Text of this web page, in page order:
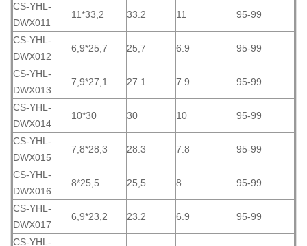
CS-YHL-
DWX011
11*33,2 33.2 11 95-99
CS-YHL-
DWX012
6,9*25,7 25,7 6.9 95-99
CS-YHL-
DWX013
7,9*27,1 27.1 7.9 95-99
CS-YHL-
DWX014
10*30 30 10 95-99
CS-YHL-
DWX015
7,8*28,3 28.3 7.8 95-99
CS-YHL-
DWX016
8*25,5 25,5 8 95-99
CS-YHL-
DWX017
6,9*23,2 23.2 6.9 95-99
CS-YHL-